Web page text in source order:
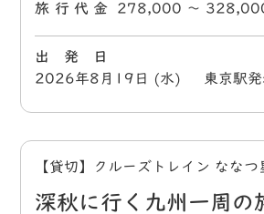
旅行代金
278,000 〜
出 発 日
2026年8月19日 (水) 東京駅発
【貸切】クルーズトレイン ななつ
深秋に行く九州一周の